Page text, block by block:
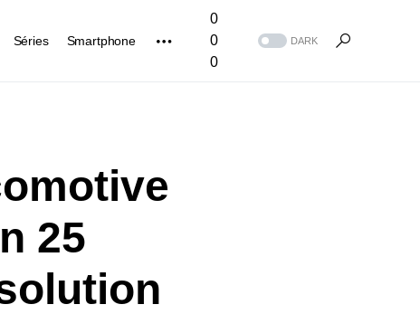
Séries Smartphone
0
0
0
DARK
25